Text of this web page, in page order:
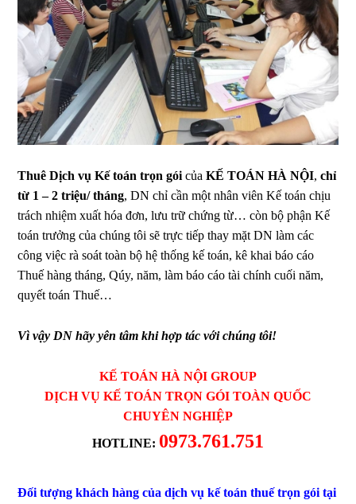
Thuê Dịch vụ Kế toán trọn gói củaKẾ TOÁN HÀ NỘI,chỉ
từ 1 – 2 triệu/ tháng, DN chỉ cần một nhân viên Kế toán chịu
trách nhiệm xuất hóa đơn, lưu trữ chứng từ… còn bộ phận Kế
toán trưởng của chúng tôi sẽ trực tiếp thay mặt DN làm các
công việc rà soát toàn bộ hệ thống kế toán, kê khai báo cáo
Thuế hàng tháng, Qúy, năm, làm báo cáo tài chính cuối năm,
quyết toán Thuế…
Vì vậy DN hãy yên tâm khi hợp tác với chúng tôi!
KẾ TOÁN HÀ NỘI GROUP
DỊCH VỤ KẾ TOÁN TRỌN GÓI TOÀN QUỐC
CHUYÊN NGHIỆP
HOTLINE: 0973.761.751
Đối tượng khách hàng của dịch vụ kế toán thuế trọn gói tại